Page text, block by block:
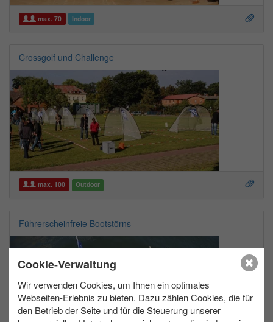
max. 70 Indoor
Crossgolf und Challenge
max. 100 Outdoor
Führerscheinfreie Bootstörns
Cookie-Verwaltung
Wir verwenden Cookies, um Ihnen ein optimales
Webseiten-Erlebnis zu bieten. Dazu zählen Cookies, die für
den Betrieb der Seite und für die Steuerung unserer